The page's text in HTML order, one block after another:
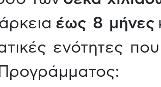
έως 8 μήνες
ενότητες